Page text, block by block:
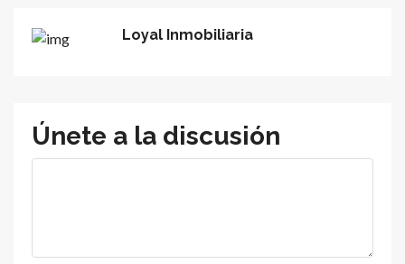
Loyal Inmobiliaria
Únete a la discusión